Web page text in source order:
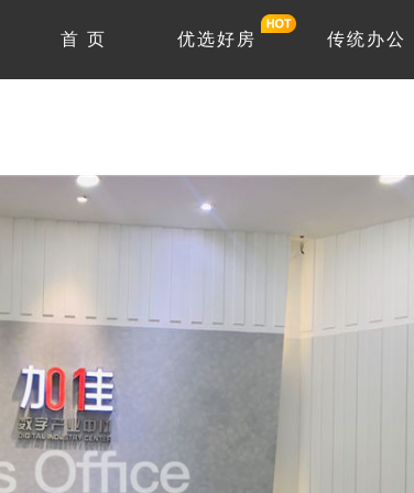
首 页 优选好房 传统办公